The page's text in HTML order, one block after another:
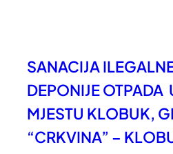
SANACIJA
DEPONIJE OTPADA
MJESTU KLOBUK,
“CRKVINA” –